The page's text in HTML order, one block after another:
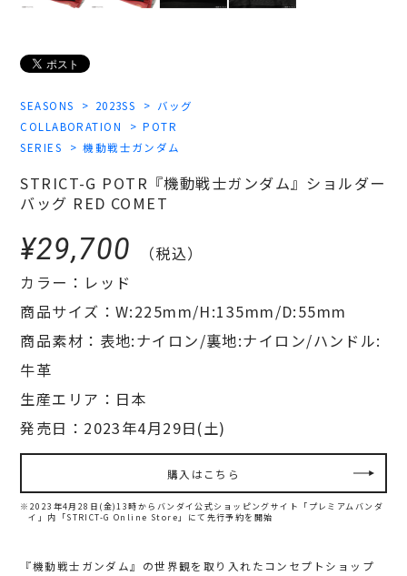
SEASONS 2023SS
バッグ
COLLABORATION
POTR
SERIES
機動戦士ガンダム
STRICT-G POTR『機動戦士ガンダム』ショルダー
バッグ RED COMET
¥29,700
（税込）
カラー：レッド
商品サイズ：W:225mm/H:135mm/D:55mm
商品素材：表地:ナイロン/裏地:ナイロン/ハンドル:
牛革
生産エリア：日本
発売日：2023年4月29日(土)
購入はこちら
※2023年4月28日(金)13時からバンダイ公式ショッピングサイト「プレミアムバンダ
イ」内
「STRICT-G Online Store」にて先行予約を開始
『機動戦士ガンダム』の世界観を取り入れたコンセプトショップ